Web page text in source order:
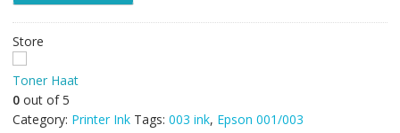
Store
Toner Haat
0out of 5
Category: Printer Ink Tags: 003 ink, Epson 001/003